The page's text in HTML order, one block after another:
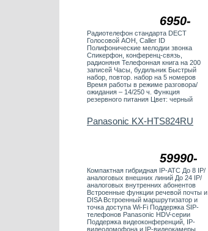
6950-
Радиотелефон стандарта DECT
Голосовой АОН, Caller ID
Полифонические мелодии звонка
Спикерфон, конференц-связь,
радионяня Телефонная книга на 200
записей Часы, будильник Быстрый
набор, повтор. набор на 5 номеров
Время работы в режиме разговора/
ожидания – 14/250 ч. Функция
резервного питания Цвет: черный
59990-
Panasonic KX-HTS824RU
Компактная гибридная IP-АТС До 8 IP/
аналоговых внешних линий До 24 IP/
аналоговых внутренних абонентов
Встроенные функции речевой почты и
DISA Встроенный маршрутизатор и
точка доступа Wi-Fi Поддержка SIP-
телефонов Panasonic HDV-серии
Поддержка видеоконференций, IP-
видеодомофона и IP-видеокамеры